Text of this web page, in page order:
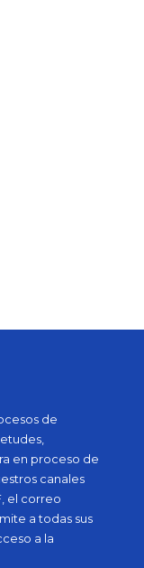
de
en proceso de
canales
el correo
a todas sus
a la